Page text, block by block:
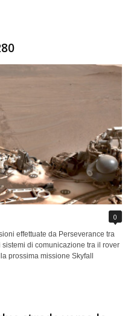
0
effettuate da Perseverance tra
di comunicazione tra il rover
prossima missione Skyfall